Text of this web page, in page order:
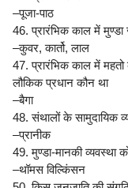
–पूजा-पाठ
46. प्रारंभिक काल में
–कुवर, कार्तो, लाल
47. प्रारंभिक काल में महतो
लौकिक प्रधान कौन था
–बैगा
48. संथालों के सामुदायिक
–प्रानीक
49. मुण्डा-मानकी व्यवस्था
–थॉमस विल्किंसन